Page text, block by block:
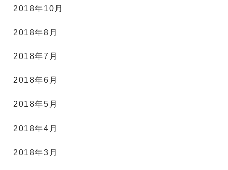
2018年10月
2018年8月
2018年7月
2018年6月
2018年5月
2018年4月
2018年3月